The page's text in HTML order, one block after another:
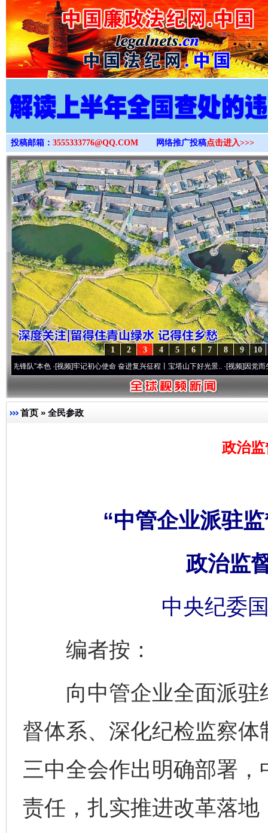
>
投稿邮箱： 3555333776@QQ.COM 网络推广投稿点击进入>>>
10
9
8
7
6
5
4
3
2
1
·[视频]牢记初心使命 奋进复兴征程丨宝塔山下好光景..·[视频]因党而生 为党而
首页 » 全民参政
政治
“中管企业派驻
政治监
中央纪委
编者按：
向中管企业全面派驻
督体系、深化纪检监察
三中全会作出明确部署
责任，扎实推进改革落